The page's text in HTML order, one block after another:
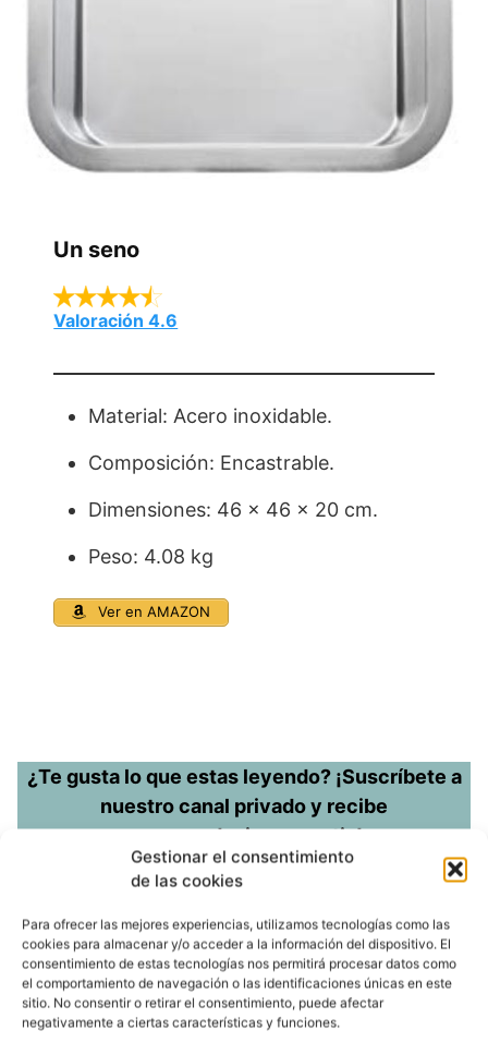
Gestionar el consentimiento
de las cookies
Para ofrecer las mejores experiencias, utilizamos tecnologías como las
cookies para almacenar y/o acceder a la información del dispositivo. El
consentimiento de estas tecnologías nos permitirá procesar datos como
el comportamiento de navegación o las identificaciones únicas en este
sitio. No consentir o retirar el consentimiento, puede afectar
negativamente a ciertas características y funciones.
Un seno
Valoración 4.6
Material: Acero inoxidable.
Composición: Encastrable.
Dimensiones: 46 x 46 x 20 cm.
Peso: 4.08 kg
Ver en AMAZON
¿Te gusta lo que estas leyendo? ¡Suscríbete a
nuestro canal privado y recibe
recomendaciones gratis!
Nombre